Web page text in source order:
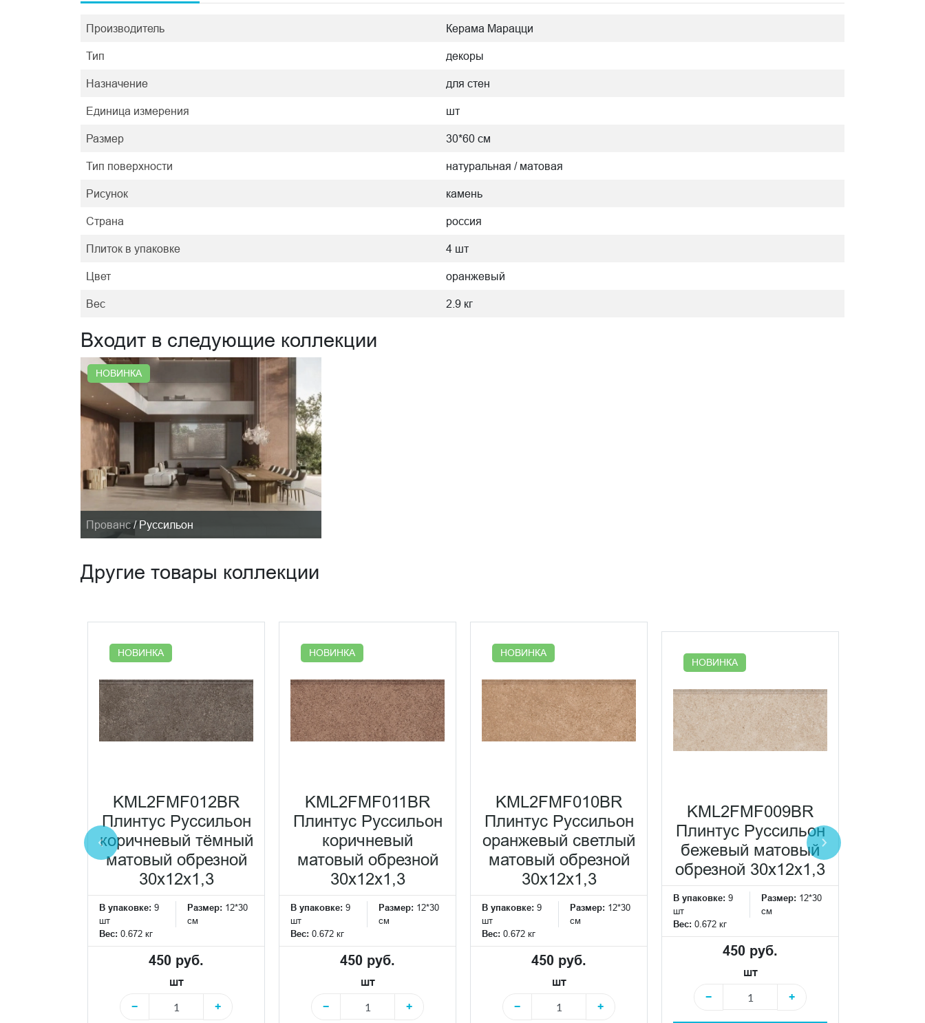
Производитель Керама Марацци
Тип декоры
Назначение для стен
Единица измерения шт
Размер 30*60 см
Тип поверхности натуральная / матовая
Рисунок камень
Страна россия
Плиток в упаковке 4 шт
Цвет оранжевый
Вес 2.9 кг
Входит в следующие коллекции
НОВИНКА
Прованс / Руссильон
Другие товары коллекции
НОВИНКА
KML2FMF012BR
Плинтус Руссильон
коричневый тёмный
матовый обрезной
30x12x1,3
В упаковке: 9
шт
Размер: 12*30
см
Вес: 0.672 кг
450 руб.
шт
−
+
НОВИНКА
KML2FMF011BR
Плинтус Руссильон
коричневый
матовый обрезной
30x12x1,3
В упаковке: 9
шт
Размер: 12*30
см
Вес: 0.672 кг
450 руб.
шт
−
+
НОВИНКА
KML2FMF010BR
Плинтус Руссильон
оранжевый светлый
матовый обрезной
30x12x1,3
В упаковке: 9
шт
Размер: 12*30
см
Вес: 0.672 кг
450 руб.
шт
−
+
НОВИНКА
KML2FMF009BR
Плинтус Руссильон
бежевый матовый
обрезной 30x12x1,3
В упаковке: 9
шт
Размер: 12*30
см
Вес: 0.672 кг
450 руб.
шт
−
+